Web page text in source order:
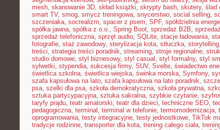
mesh, skanowanie 3D, skład książki, skrypty bash, skutery, ślad
smart TV, smog, smycz treningowa, snycerstwo, social selling,
szczeniaka, socrealizm, spacer z psem, SPF, spółdzielnia
spółka jawna, spółka z o.o., Spring Boot, sprzedaż B2B,
sprzedaż telefoniczna, sprzęt audio, SQLite, stacje ładowania,
fotografie, staż zawodowy, sterylizacja kota, stłuczka, storytelling
treści, strategia treści poradnik, streaming, stroje regionalne,
studio domowe, styl biznesowy, styl casual , styl formalny, styl
sylwetki, stypendia, sukcesja firmy, SUV, Svelte, świadectwo
świetlica szkolna, świetlica wiejska, świnka morska, Symfony,
szafa kapsułowa na lato, szafa kapsułowa na lato poradnik,
psa, szelki dla psa, szkoła demokratyczna, szkoła prywatna,
sztuka partycypacyjna, sztuka sakralna, szybkie czytanie,
taryfy prądu, teatr amatorski, teatr dla dzieci, techniczne SEO,
pedagogiczna, terminal , terminal w telefonie, termomodernizacja,
oprogramowania, testy integracyjne, testy jednostkowe, TikTok
tradycje rodzinne, transporter dla kota, trening całego ciała,